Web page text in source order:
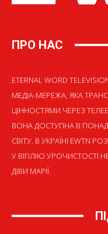
ПРО НАС
ETERNAL WORD
МЕДІА-МЕРЕЖА, ЯКА
ЦІННОСТЯМИ ЧЕРЕЗ
ВОНА ДОСТУПНА В
СВІТУ. В УКРАЇНІ EWTN
У ВІГІЛІЮ УРОЧИСТОСТІ
ДІВИ МАРІЇ.